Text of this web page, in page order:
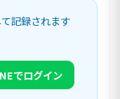
記録されます
でログイン